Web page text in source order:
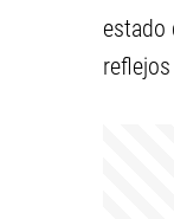
estado